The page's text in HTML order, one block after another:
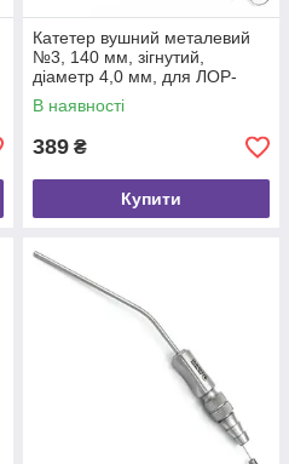
Катетер вушний металевий
№3, 140 мм, зігнутий,
діаметр 4,0 мм, для ЛОР-
маніпуляцій, Paradise
Instruments
В наявності
389 ₴
Купити